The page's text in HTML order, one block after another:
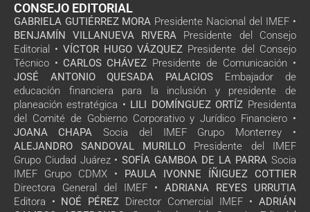
CONSEJO EDITORIAL
GABRIELA GUTIÉRREZ MORA Presidente Nacional del IMEF •
BENJAMÍN VILLANUEVA RIVERA Presidente del Consejo
Editorial • VÍCTOR HUGO VÁZQUEZ Presidente del Consejo
Técnico • CARLOS CHÁVEZ Presidente de Comunicación •
JOSÉ ANTONIO QUESADA PALACIOS Embajador de
educación financiera para la inclusión y presidente de
planeación estratégica • LILI DOMÍNGUEZ ORTÍZ Presidenta
del Comité de Gobierno Corporativo y Jurídico Financiero •
JOANA CHAPA Socia del IMEF Grupo Monterrey •
ALEJANDRO SANDOVAL MURILLO Presidente del IMEF
Grupo Ciudad Juárez • SOFÍA GAMBOA DE LA PARRA Socia
IMEF Grupo CDMX • PAULA IVONNE ÍÑIGUEZ COTTIER
Directora General del IMEF • ADRIANA REYES URRUTIA
Editora • NOÉ PÉREZ Director Comercial IMEF • ADRIÁN